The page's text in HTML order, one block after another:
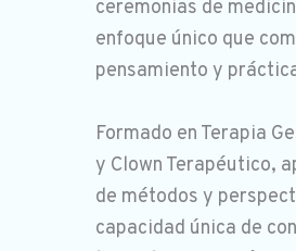
ceremonias de
enfoque único que
pensamiento y
Formado en Terapia
y Clown Terapéutico,
de métodos y
capacidad única de